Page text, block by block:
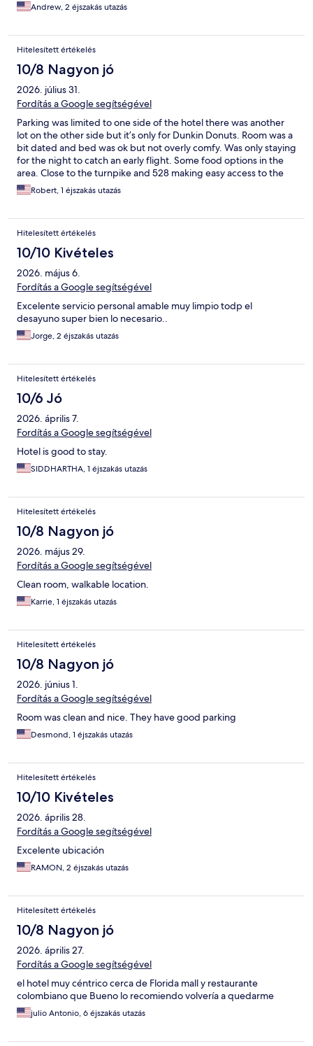
Andrew, 2 éjszakás utazás
Hitelesített értékelés
10/8 Nagyon jó
2026. július 31.
Fordítás a Google segítségével
Parking was limited to one side of the hotel there was another
lot on the other side but it’s only for Dunkin Donuts. Room was a
bit dated and bed was ok but not overly comfy. Was only staying
for the night to catch an early flight. Some food options in the
area. Close to the turnpike and 528 making easy access to the
airport. Couple minutes from Universal and about 20 via i4 or
the 417 to Disney
Robert, 1 éjszakás utazás
Hitelesített értékelés
10/10 Kivételes
2026. május 6.
Fordítás a Google segítségével
Excelente servicio personal amable muy limpio todp el
desayuno super bien lo necesario..
Jorge, 2 éjszakás utazás
Hitelesített értékelés
10/6 Jó
2026. április 7.
Fordítás a Google segítségével
Hotel is good to stay.
SIDDHARTHA, 1 éjszakás utazás
Hitelesített értékelés
10/8 Nagyon jó
2026. május 29.
Fordítás a Google segítségével
Clean room, walkable location.
Karrie, 1 éjszakás utazás
Hitelesített értékelés
10/8 Nagyon jó
2026. június 1.
Fordítás a Google segítségével
Room was clean and nice. They have good parking
Desmond, 1 éjszakás utazás
Hitelesített értékelés
10/10 Kivételes
2026. április 28.
Fordítás a Google segítségével
Excelente ubicación
RAMON, 2 éjszakás utazás
Hitelesített értékelés
10/8 Nagyon jó
2026. április 27.
Fordítás a Google segítségével
el hotel muy céntrico cerca de Florida mall y restaurante
colombiano que Bueno lo recomiendo volvería a quedarme
julio Antonio, 6 éjszakás utazás